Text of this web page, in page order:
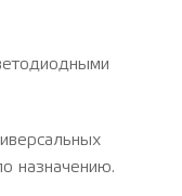
назначению.